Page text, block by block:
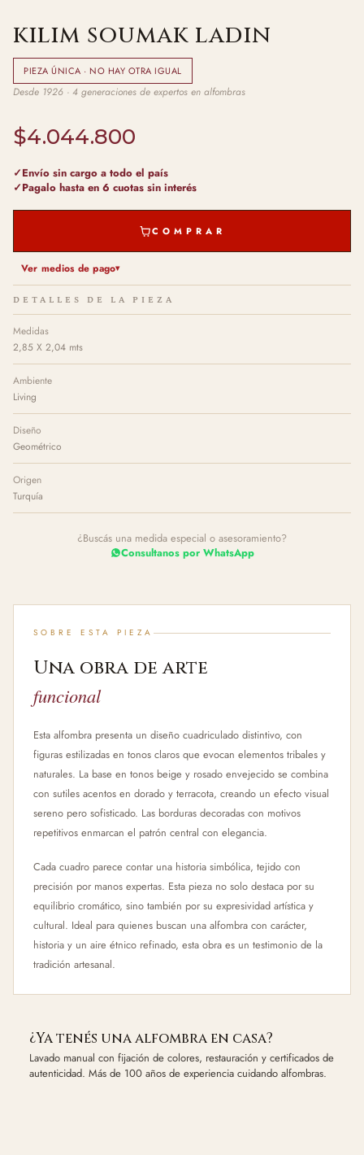
kilim soumak ladin
PIEZA ÚNICA · NO HAY OTRA IGUAL
Desde 1926 · 4 generaciones de expertos en alfombras
$4.044.800
Envío sin cargo a todo el país
Pagalo hasta en 6 cuotas sin interés
COMPRAR
Ver medios de pago
DETALLES DE LA PIEZA
Medidas
2,85 X 2,04 mts
Ambiente
Living
Diseño
Geométrico
Origen
Turquía
¿Buscás una medida especial o asesoramiento?
Consultanos por WhatsApp
SOBRE ESTA PIEZA
Una obra de arte
funcional
Esta alfombra presenta un diseño cuadriculado distintivo, con
figuras estilizadas en tonos claros que evocan elementos tribales y
naturales. La base en tonos beige y rosado envejecido se combina
con sutiles acentos en dorado y terracota, creando un efecto visual
sereno pero sofisticado. Las borduras decoradas con motivos
repetitivos enmarcan el patrón central con elegancia.
Cada cuadro parece contar una historia simbólica, tejido con
precisión por manos expertas. Esta pieza no solo destaca por su
equilibrio cromático, sino también por su expresividad artística y
cultural. Ideal para quienes buscan una alfombra con carácter,
historia y un aire étnico refinado, esta obra es un testimonio de la
tradición artesanal.
¿Ya tenés una alfombra en casa?
Lavado manual con fijación de colores, restauración y certificados de
autenticidad. Más de 100 años de experiencia cuidando alfombras.